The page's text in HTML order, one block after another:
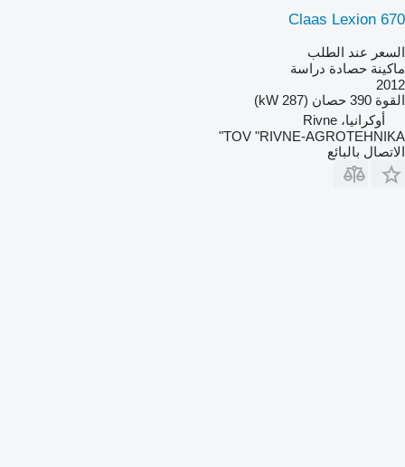
Claas Lexion 670
السعر عند الطلب
ماكينة حصادة دراسة
2012
القوة 390 حصان (287 kW)
أوكرانيا، Rivne
TOV "RIVNE-AGROTEHNIKA"
الاتصال بالبائع